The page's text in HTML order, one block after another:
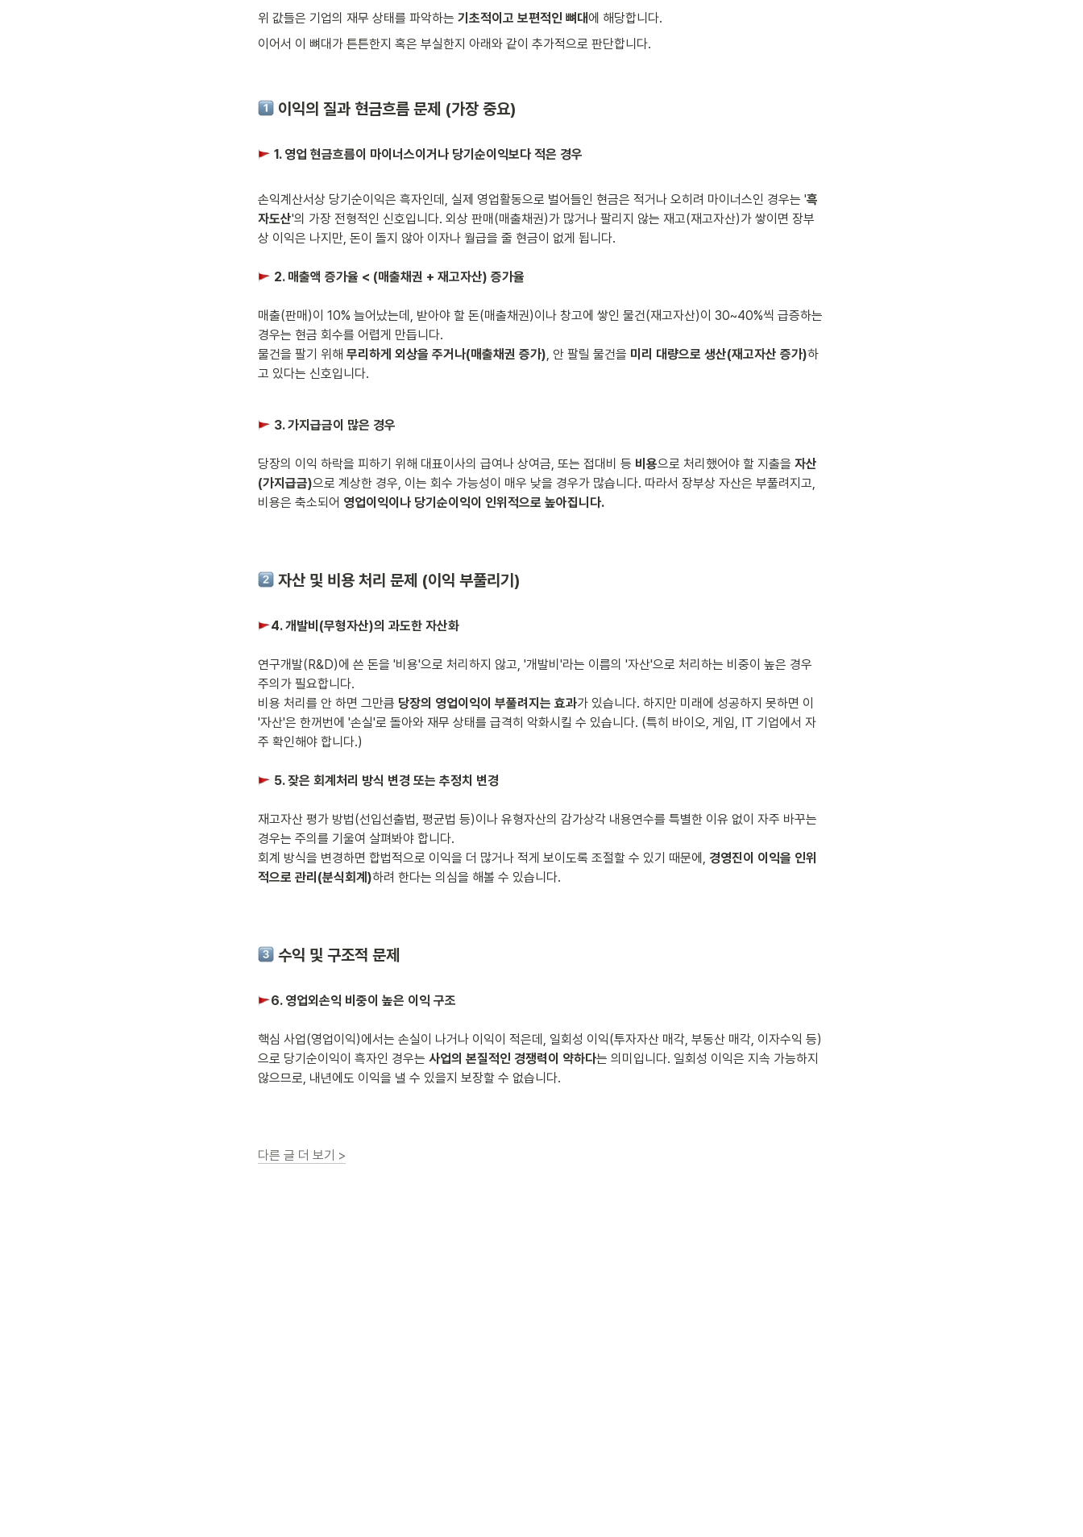
위 값들은 기업의 재무 상태를 파악하는 기초적이고 보편적인 뼈대에 해당합니다.
이어서 이 뼈대가 튼튼한지 혹은 부실한지 아래와 같이 추가적으로 판단합니다.
이익의 질과 현금흐름 문제 (가장 중요)
1. 영업 현금흐름이 마이너스이거나 당기순이익보다 적은 경우
손익계산서상 당기순이익은 흑자인데, 실제 영업활동으로 벌어들인 현금은 적거나 오히려 마이너스인 경우는 '흑
자도산'의 가장 전형적인 신호입니다. 외상 판매(매출채권)가 많거나 팔리지 않는 재고(재고자산)가 쌓이면 장부
2. 매출액 증가율 < (매출채권 + 재고자산) 증가율
매출(판매)이 10% 늘어났는데, 받아야 할 돈(매출채권)이나 창고에 쌓인 물건(재고자산)이 30~40%씩 급증하는
경우는 현금 회수를 어렵게 만듭니다.
물건을 팔기 위해 무리하게 외상을 주거나(매출채권 증가), 안 팔릴 물건을 미리 대량으로 생산(재고자산 증가)하
고 있다는 신호입니다.
3. 가지급금이 많은 경우
당장의 이익 하락을 피하기 위해 대표이사의 급여나 상여금, 또는 접대비 등 비용으로 처리했어야 할 지출을 자산
(가지급금)으로 계상한 경우, 이는 회수 가능성이 매우 낮을 경우가 많습니다. 따라서 장부상 자산은 부풀려지고,
비용은 축소되어 영업이익이나 당기순이익이 인위적으로 높아집니다.
자산 및 비용 처리 문제 (이익 부풀리기)
4. 개발비(무형자산)의 과도한 자산화
연구개발(R&D)에 쓴 돈을 '비용'으로 처리하지 않고, '개발비'라는 이름의 '자산'으로 처리하는 비중이 높은 경우
주의가 필요합니다.
비용 처리를 안 하면 그만큼 당장의 영업이익이 부풀려지는 효과가 있습니다. 하지만 미래에 성공하지 못하면 이
'자산'은 한꺼번에 '손실'로 돌아와 재무 상태를 급격히 악화시킬 수 있습니다. (특히 바이오, 게임, IT 기업에서 자
5. 잦은 회계처리 방식 변경 또는 추정치 변경
재고자산 평가 방법(선입선출법, 평균법 등)이나 유형자산의 감가상각 내용연수를 특별한 이유 없이 자주 바꾸는
경우는 주의를 기울여 살펴봐야 합니다.
회계 방식을 변경하면 합법적으로 이익을 더 많거나 적게 보이도록 조절할 수 있기 때문에, 경영진이 이익을 인위
적으로 관리(분식회계)
수익 및 구조적 문제
6. 영업외손익 비중이 높은 이익 구조
핵심 사업(영업이익)에서는 손실이 나거나 이익이 적은데, 일회성 이익(투자자산 매각, 부동산 매각, 이자수익 등)
으로 당기순이익이 흑자인 경우는 사업의 본질적인 경쟁력이 약하다는 의미입니다. 일회성 이익은 지속 가능하지
않으므로, 내년에도 이익을 낼 수 있을지 보장할 수 없습니다.
다른 글 더 보기 >